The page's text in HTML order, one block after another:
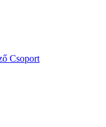
Csoport